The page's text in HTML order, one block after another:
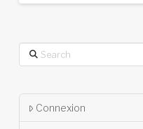
Search
Connexion